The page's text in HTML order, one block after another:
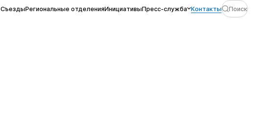
СъездыРегиональные отделенияИнициативыПресс-служба Контакты Поиск